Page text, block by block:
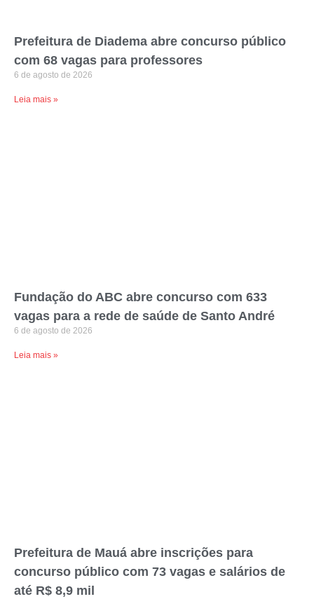
Prefeitura de Diadema abre concurso público
com 68 vagas para professores
6 de agosto de 2026
Leia mais »
Fundação do ABC abre concurso com 633
vagas para a rede de saúde de Santo André
6 de agosto de 2026
Leia mais »
Prefeitura de Mauá abre inscrições para
concurso público com 73 vagas e salários de
até R$ 8,9 mil